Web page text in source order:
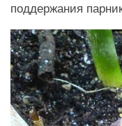
поддержания